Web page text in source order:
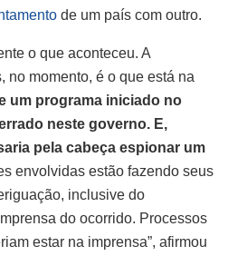
de um país com outro.
o que aconteceu. A
no momento, é o que está na
um programa iniciado no
neste governo. E,
pela cabeça espionar um
envolvidas estão fazendo seus
inclusive do
do ocorrido. Processos
estar na imprensa”, afirmou